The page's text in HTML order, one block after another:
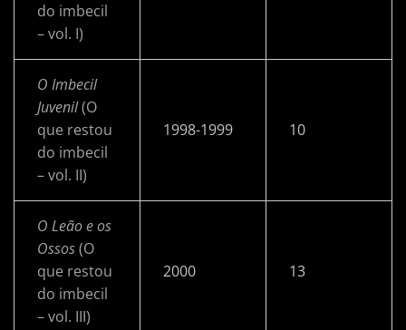
do imbecil
– vol. I)
O Imbecil
Juvenil(O
que restou
do imbecil
– vol. II)
1998-1999 10
O Leão e os
Ossos(O
que restou
do imbecil
– vol. III)
2000 13